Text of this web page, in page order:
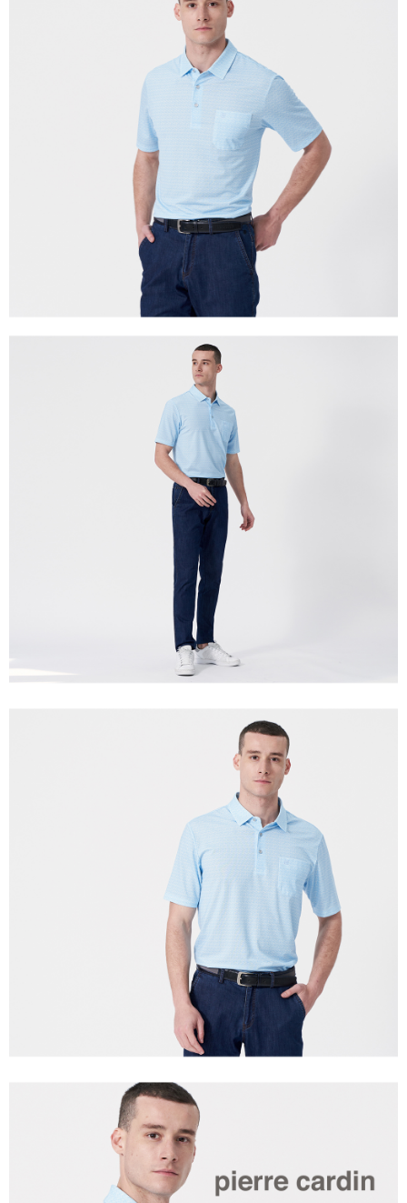
每筆NT$60，滿NT$1,200(含以上)免運費
每筆NT$60，滿NT$1,200(含以上)免運費
每筆NT$60，滿NT$1,200(含以上)免運費
每筆NT$80，滿NT$1,200(含以上)免運費
每筆NT$80，滿NT$1,200(含以上)免運費